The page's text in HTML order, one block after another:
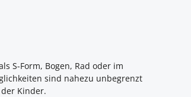
S-Form, Bogen, Rad oder im
sind nahezu unbegrenzt
Kinder.